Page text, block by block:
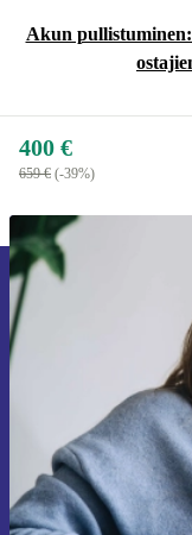
Akun
400 €
659 € (-39%)
Älä
Lisätietoja